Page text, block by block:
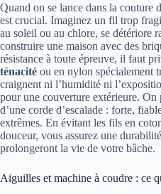
Quand on se lance dans la couture
est crucial. Imaginez un fil trop
au soleil ou au chlore, se détériore
construire une maison avec des
résistance à toute épreuve, il faut
ténacité ou en nylon spécialement
craignent ni l’humidité ni
pour une couverture extérieure.
d’une corde d’escalade : forte,
extrêmes. En évitant les fils en
douceur, vous assurez une
prolongeront la vie de votre bâche.
Aiguilles et machine à coudre : ce